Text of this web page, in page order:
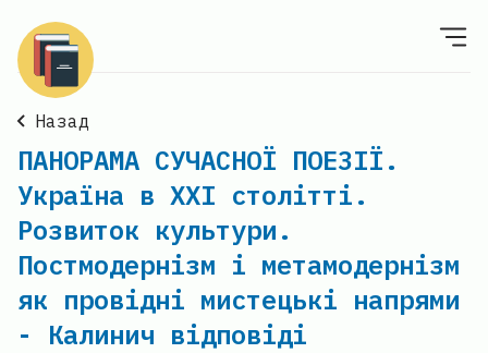
Назад
ПАНОРАМА СУЧАСНОЇ ПОЕЗІЇ.
Україна в ХХІ столітті.
Розвиток культури.
Постмодернізм і метамодернізм
як провідні мистецькі напрями
- Калинич відповіді